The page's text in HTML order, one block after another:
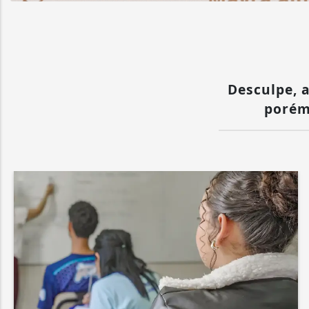
Desculpe,